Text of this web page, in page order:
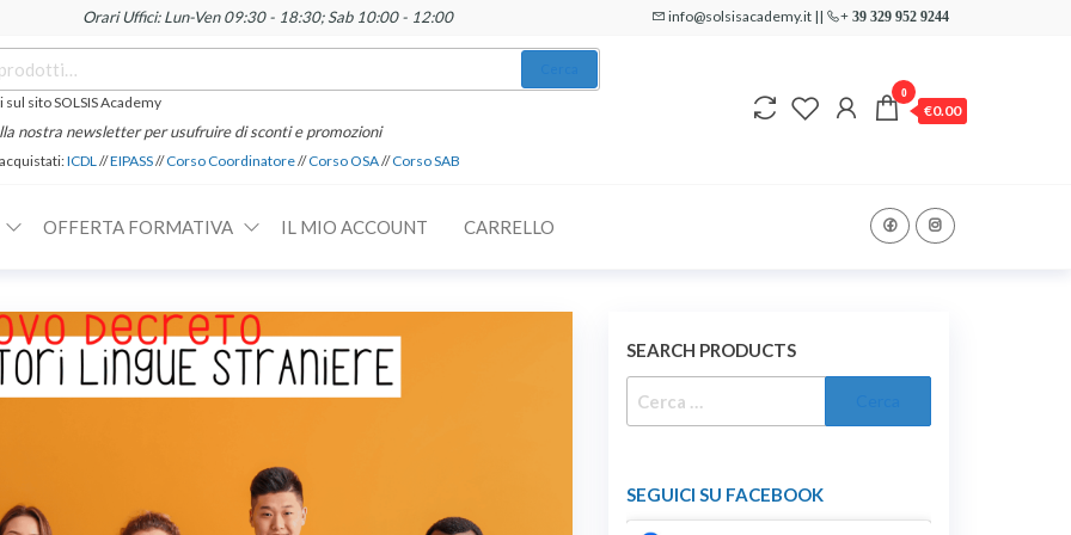
Orari Uffici: Lun-Ven 09:30 - 18:30; Sab 10:00 - 12:00 info@solsisacademy.it || + 39 329 952 9244
sito SOLSIS Academy
nostra newsletter per usufruire di sconti e promozioni
ICDL//EIPASS//Corso Coordinatore//Corso OSA//Corso SAB
0
€0.00
OFFERTA FORMATIVA IL MIO ACCOUNT CARRELLO
SEARCH PRODUCTS
SEGUICI SU FACEBOOK